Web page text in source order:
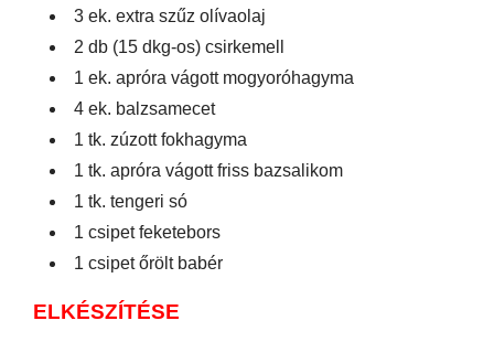
3 ek. extra szűz olívaolaj
2 db (15 dkg-os) csirkemell
1 ek. apróra vágott mogyoróhagyma
4 ek. balzsamecet
1 tk. zúzott fokhagyma
1 tk. apróra vágott friss bazsalikom
1 tk. tengeri só
1 csipet feketebors
1 csipet őrölt babér
ELKÉSZÍTÉSE